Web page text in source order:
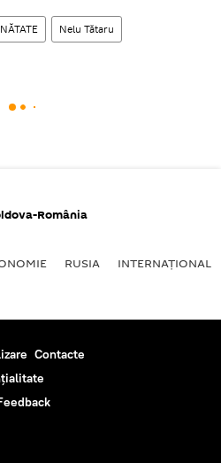
Nelu Tătaru
România
RUSIA INTERNAŢIONAL
Contacte